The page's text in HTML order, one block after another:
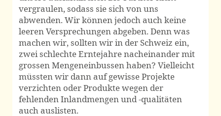
vergraulen, sodass sie sich von uns
abwenden. Wir können jedoch auch keine
leeren Ver­sprechungen abgeben. Denn was
machen wir, sollten wir in der Schweiz ein,
zwei schlechte Ernte­jahre nach­ein­ander mit
grossen Mengen­einbussen haben? Vielleicht
müssten wir dann auf gewisse Projekte
verzichten oder Produkte wegen der
fehlenden Inland­mengen und -qualitäten
auch auslisten.